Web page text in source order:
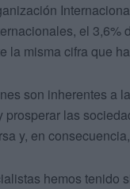
el 3,6%
la misma cifra que
son inherentes a
prosperar las
y, en
hemos tenido